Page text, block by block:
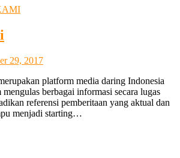
29, 2017
platform media daring Indonesia
berbagai informasi secara lugas
referensi pemberitaan yang aktual dan
menjadi starting…